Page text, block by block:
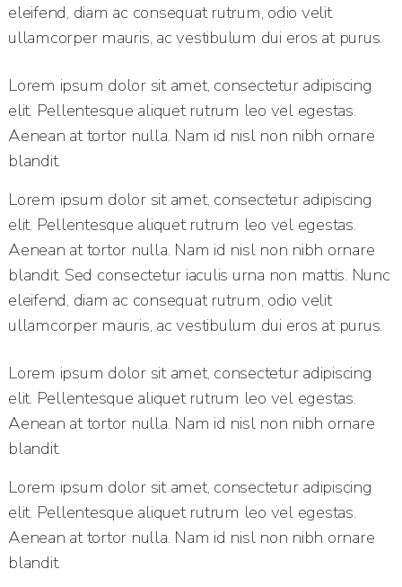
eleifend, diam ac consequat rutrum, odio velit
ullamcorper mauris, ac vestibulum dui eros at purus.
Lorem ipsum dolor sit amet, consectetur adipiscing
elit. Pellentesque aliquet rutrum leo vel egestas.
Aenean at tortor nulla. Nam id nisl non nibh ornare
blandit.
Lorem ipsum dolor sit amet, consectetur adipiscing
elit. Pellentesque aliquet rutrum leo vel egestas.
Aenean at tortor nulla. Nam id nisl non nibh ornare
blandit. Sed consectetur iaculis urna non mattis. Nunc
eleifend, diam ac consequat rutrum, odio velit
ullamcorper mauris, ac vestibulum dui eros at purus.
Lorem ipsum dolor sit amet, consectetur adipiscing
elit. Pellentesque aliquet rutrum leo vel egestas.
Aenean at tortor nulla. Nam id nisl non nibh ornare
blandit.
Lorem ipsum dolor sit amet, consectetur adipiscing
elit. Pellentesque aliquet rutrum leo vel egestas.
Aenean at tortor nulla. Nam id nisl non nibh ornare
blandit.